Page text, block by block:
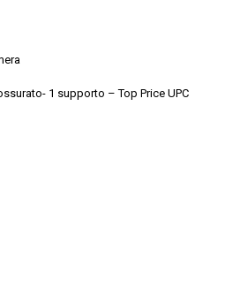
1 supporto – Top Price UPC